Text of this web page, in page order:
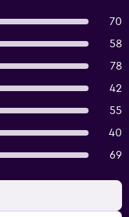
70
58
78
42
55
40
69